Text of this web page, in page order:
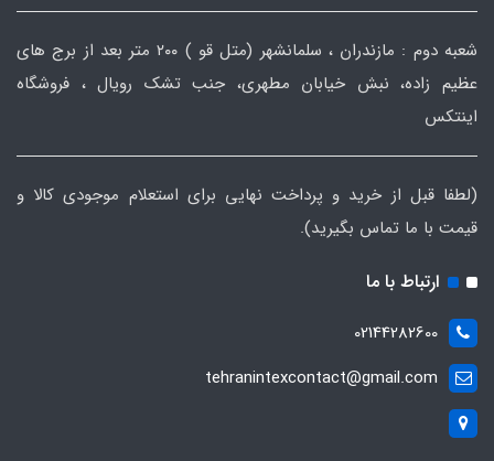
شعبه دوم : مازندران ، سلمانشهر (متل قو ) ۲۰۰ متر بعد از برج های
عظیم زاده، نبش خیابان مطهری، جنب تشک رویال ، فروشگاه
اینتکس
(لطفا قبل از خرید و پرداخت نهایی برای استعلام موجودی کالا و
قیمت با ما تماس بگیرید).
ارتباط با ما
02144282600
tehranintexcontact@gmail.com